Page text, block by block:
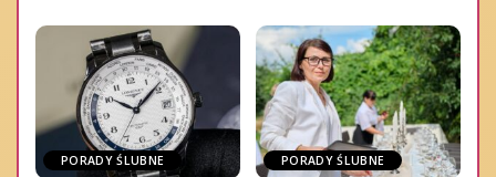
PORADY ŚLUBNE PORADY ŚLUBNE